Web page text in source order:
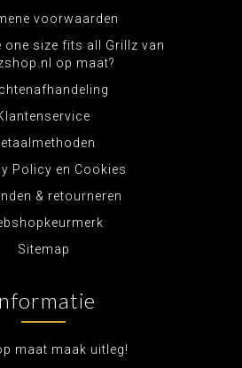
voorwaarden
one size fits all Grillz van
op maat?
Policy en Cookies
& retourneren
Sitemap
maat maak uitleg!